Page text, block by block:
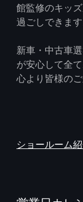
館監修のキッ
過ごしできます
新車・中古車
が安心して全
心より皆様の
ショールーム